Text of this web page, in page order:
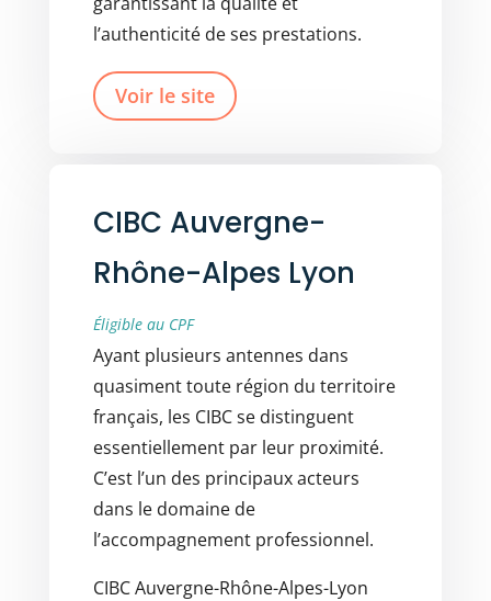
l’authenticité de ses prestations.
Voir le site
CIBC Auvergne-
Rhône-Alpes Lyon
Éligible au CPF
Ayant plusieurs antennes dans
quasiment toute région du territoire
français, les CIBC se distinguent
essentiellement par leur proximité.
C’est l’un des principaux acteurs
dans le domaine de
l’accompagnement professionnel.
CIBC Auvergne-Rhône-Alpes-Lyon